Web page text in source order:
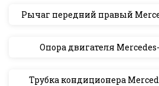
Рычаг передний правый
Опора двигателя
Трубка кондиционера